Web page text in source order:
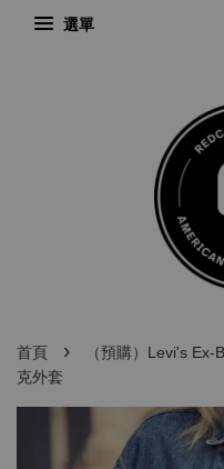
選單
首頁 ›
（預購）Levi's
克外套